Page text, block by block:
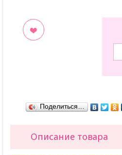
Поделиться…
Описание товара